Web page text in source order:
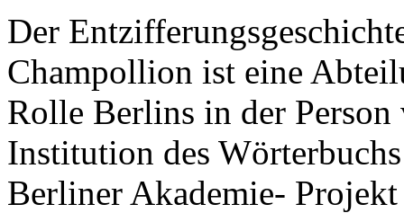
Der
Champollion ist eine
Rolle Berlins in der
Institution des
Berliner Akademie-